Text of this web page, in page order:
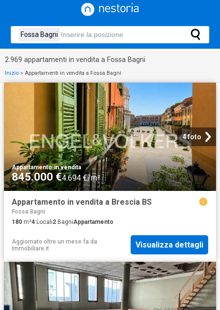
2.969 appartamenti in vendita a Fossa Bagni
Inizio > Appartamenti in vendita a Fossa Bagni
4 foto
Appartamento·in vendita
845.000 €4.694 €/m²
Appartamento in vendita a Brescia BS
Fossa Bagni
180 m²4 Locali2 BagniAppartamento
Aggiornato oltre un mese fa da
Immobiliare.it
Visualizza dettagli